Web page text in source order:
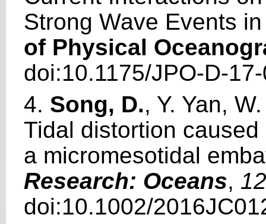
Strong Wave Events
of Physical
doi:10.1175/JPO-D-
4. Song, D., Y. Yan,
Tidal distortion
a micromesotidal
Research: Oceans,
doi:10.1002/